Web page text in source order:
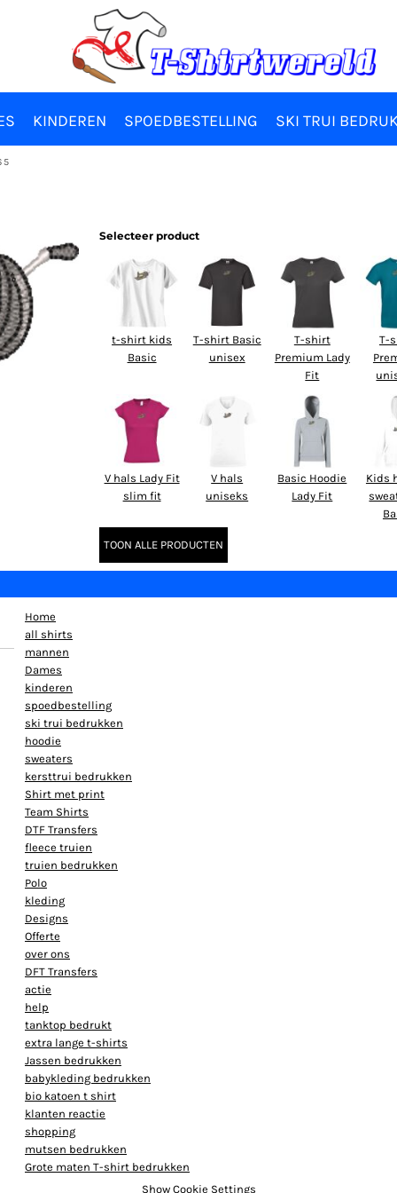
KINDEREN SPOEDBESTELLING SKI TRUI
Selecteer product
t-shirt kids
Basic
T-shirt Basic
unisex
T-shirt
Premium Lady
Fit
T-
V hals Lady Fit
slim fit
V hals
uniseks
Basic Hoodie
Lady Fit
Kids
TOON ALLE PRODUCTEN
Home
all shirts
mannen
Dames
kinderen
spoedbestelling
ski trui bedrukken
hoodie
sweaters
kersttrui bedrukken
Shirt met print
Team Shirts
DTF Transfers
fleece truien
truien bedrukken
Polo
kleding
Designs
Offerte
over ons
DFT Transfers
actie
help
tanktop bedrukt
extra lange t-shirts
Jassen bedrukken
babykleding bedrukken
bio katoen t shirt
klanten reactie
shopping
mutsen bedrukken
Grote maten T-shirt bedrukken
Show Cookie Settings